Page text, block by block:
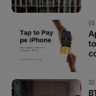
05
30